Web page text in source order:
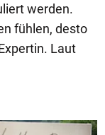
werden.
fühlen, desto
Laut